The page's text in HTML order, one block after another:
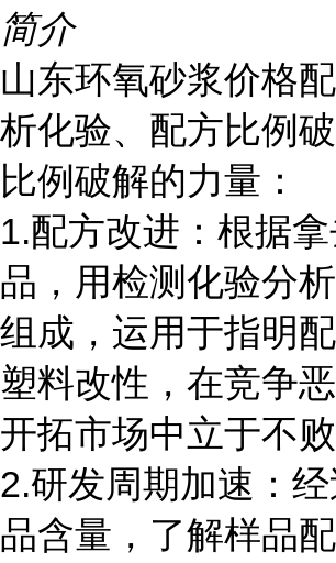
简介
山东环氧砂浆价格
析化验、配方比例
比例破解的力量：
1.配方改进：根据
品，用检测化验分
组成，运用于指明
塑料改性，在竞争
开拓市场中立于不败
2.研发周期加速：
品含量，了解样品